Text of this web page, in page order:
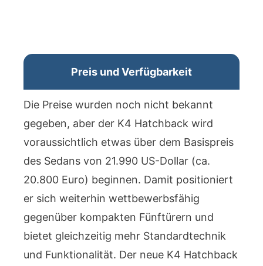
Preis und Verfügbarkeit
Die Preise wurden noch nicht bekannt
gegeben, aber der K4 Hatchback wird
voraussichtlich etwas über dem Basispreis
des Sedans von 21.990 US-Dollar (ca.
20.800 Euro) beginnen. Damit positioniert
er sich weiterhin wettbewerbsfähig
gegenüber kompakten Fünftürern und
bietet gleichzeitig mehr Standardtechnik
und Funktionalität. Der neue K4 Hatchback